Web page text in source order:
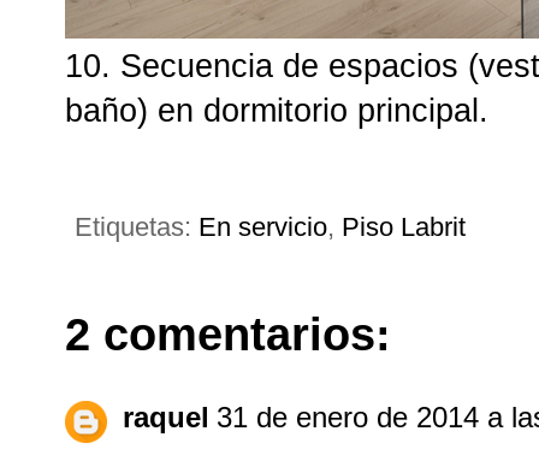
10. Secuencia de espacios
baño) en dormitorio principal.
Etiquetas: En servicio, Piso Labrit
2 comentarios:
raquel 31 de enero de 2014 a